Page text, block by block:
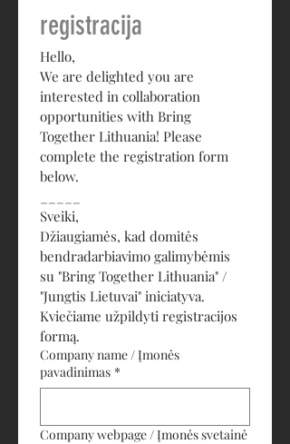
registracija
Hello,
We are delighted you are
interested in collaboration
opportunities with Bring
Together Lithuania! Please
complete the registration form
below.
Džiaugiamės, kad domitės
bendradarbiavimo galimybėmis
su "Bring Together Lithuania" /
"Jungtis Lietuvai" iniciatyva.
Kviečiame užpildyti registracijos
formą.
Company name / Įmonės
pavadinimas *
Company webpage / Įmonės svetainė